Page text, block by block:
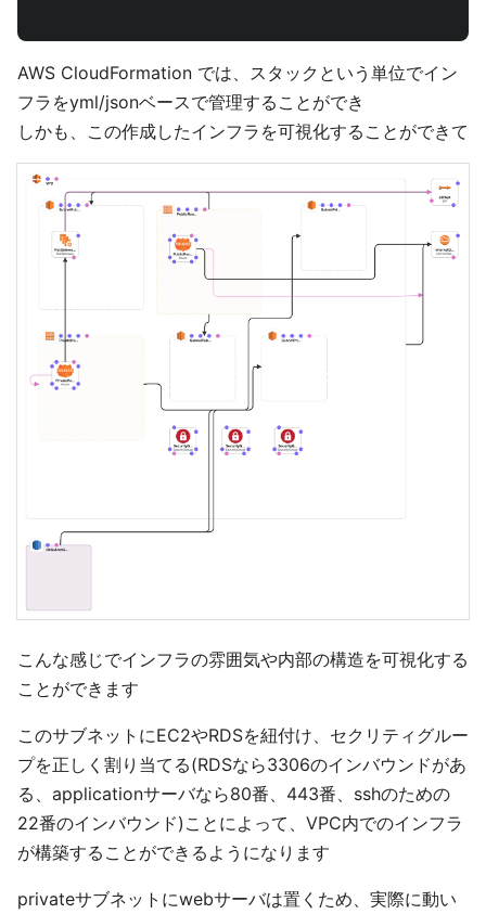
AWS CloudFormation では、スタックという単位でイン
フラをyml/jsonベースで管理することができ
しかも、この作成したインフラを可視化することができて
こんな感じでインフラの雰囲気や内部の構造を可視化する
ことができます
このサブネットにEC2やRDSを紐付け、セクリティグルー
プを正しく割り当てる(RDSなら3306のインバウンドがあ
る、applicationサーバなら80番、443番、sshのための
22番のインバウンド)ことによって、VPC内でのインフラ
が構築することができるようになります
privateサブネットにwebサーバは置くため、実際に動い